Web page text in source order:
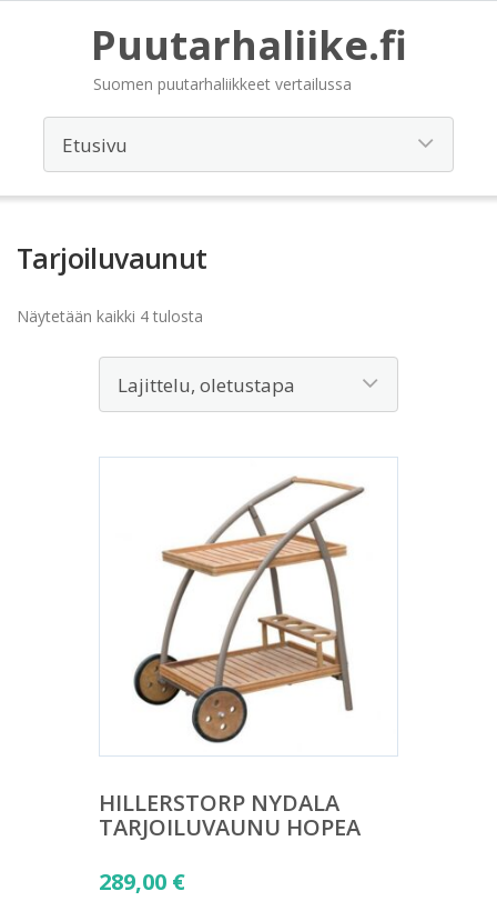
Puutarhaliike.fi
Suomen puutarhaliikkeet vertailussa
Tarjoiluvaunut
Näytetään kaikki 4 tulosta
HILLERSTORP NYDALA
TARJOILUVAUNU HOPEA
289,00 €